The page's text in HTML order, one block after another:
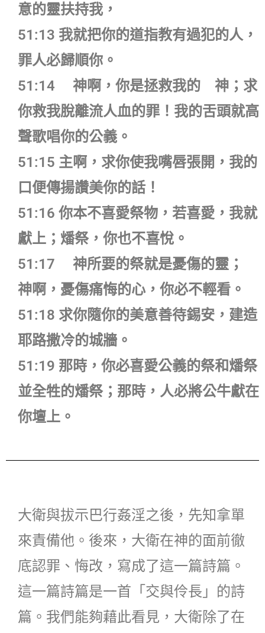
意的靈扶持我，
51:13 我就把你的道指教有過犯的人，
罪人必歸順你。
51:14 神啊，你是拯救我的 神；求
你救我脫離流人血的罪！我的舌頭就高
聲歌唱你的公義。
51:15 主啊，求你使我嘴唇張開，我的
口便傳揚讚美你的話！
51:16 你本不喜愛祭物，若喜愛，我就
獻上；燔祭，你也不喜悅。
51:17 神所要的祭就是憂傷的靈；
神啊，憂傷痛悔的心，你必不輕看。
51:18 求你隨你的美意善待錫安，建造
耶路撒冷的城牆。
51:19 那時，你必喜愛公義的祭和燔祭
並全牲的燔祭；那時，人必將公牛獻在
你壇上。
大衛與拔示巴行姦淫之後，先知拿單
來責備他。後來，大衛在神的面前徹
底認罪、悔改，寫成了這一篇詩篇。
這一篇詩篇是一首「交與伶長」的詩
篇。我們能夠藉此看見，大衛除了在